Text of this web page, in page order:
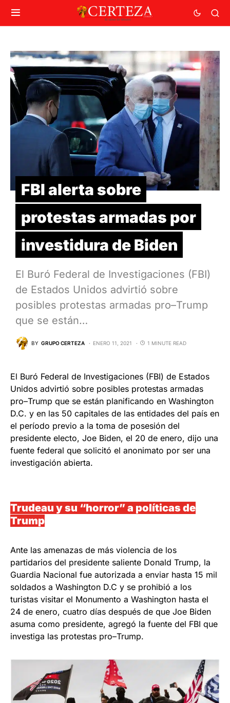
FBI alerta sobre
protestas armadas por
investidura de Biden
El Buró Federal de Investigaciones (FBI)
de Estados Unidos advirtió sobre
posibles protestas armadas pro–Trump
que se están…
BY GRUPO CERTEZA ENERO 11, 2021 1 MINUTE READ
El Buró Federal de Investigaciones (FBI) de Estados
Unidos advirtió sobre posibles protestas armadas
pro–Trump que se están planificando en Washington
D.C. y en las 50 capitales de las entidades del país en
el período previo a la toma de posesión del
presidente electo, Joe Biden, el 20 de enero, dijo una
fuente federal que solicitó el anonimato por ser una
investigación abierta.
Trudeau y su “horror” a políticas de
Trump
Ante las amenazas de más violencia de los
partidarios del presidente saliente Donald Trump, la
Guardia Nacional fue autorizada a enviar hasta 15 mil
soldados a Washington D.C y se prohibió a los
turistas visitar el Monumento a Washington hasta el
24 de enero, cuatro días después de que Joe Biden
asuma como presidente, agregó la fuente del FBI que
investiga las protestas pro–Trump.